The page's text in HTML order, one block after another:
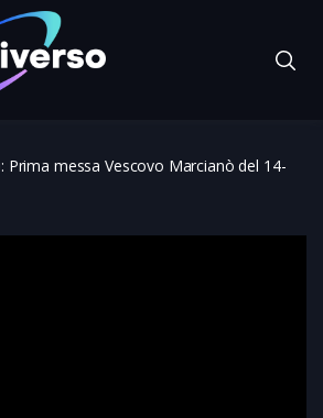
Prima messa Vescovo Marcianò del 14-